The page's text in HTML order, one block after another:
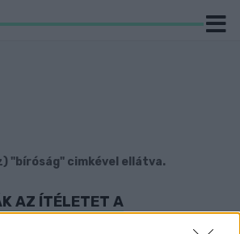
"bíróság" cimkével ellátva.
AZ ÍTÉLETET A